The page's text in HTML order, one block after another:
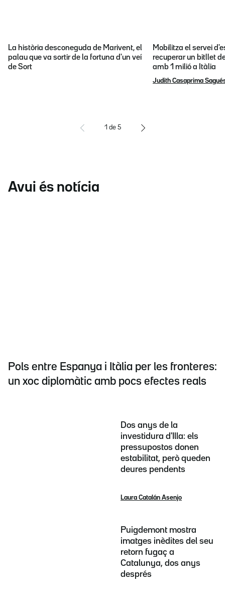
La història desconeguda de Marivent, el
palau que va sortir de la fortuna d'un veí
de Sort
Mobilitza el servei
recuperar un bitllet
amb 1 milió a Itàlia
Judith Casaprima
1 de 5
Avui és notícia
Pols entre Espanya i Itàlia per les fronteres:
un xoc diplomàtic amb pocs efectes reals
Dos anys de la
investidura d'Illa: els
pressupostos donen
estabilitat, però queden
deures pendents
Laura Catalán Asenjo
Puigdemont mostra
imatges inèdites del seu
retorn fugaç a
Catalunya, dos anys
després